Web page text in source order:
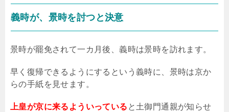
義時が、景時を討つと決意
景時が罷免されて一カ月後、義時は景時を訪れます。
早く復帰できるようにするという義時に、景時は京か
らの手紙を見せます。
上皇が京に来るよういっている と土御門通親が知らせ